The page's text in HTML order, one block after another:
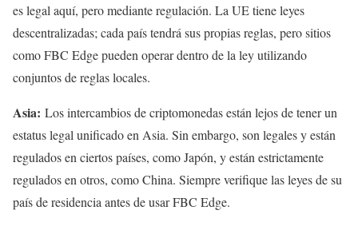
es legal aquí, pero mediante regulación. La UE tiene leyes
descentralizadas; cada país tendrá sus propias reglas, pero sitios
como FBC Edge pueden operar dentro de la ley utilizando
conjuntos de reglas locales.
Asia: Los intercambios de criptomonedas están lejos de tener un
estatus legal unificado en Asia. Sin embargo, son legales y están
regulados en ciertos países, como Japón, y están estrictamente
regulados en otros, como China. Siempre verifique las leyes de su
país de residencia antes de usar FBC Edge.